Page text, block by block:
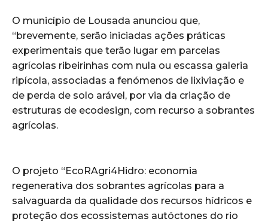
O município de Lousada anunciou que,
“brevemente, serão iniciadas ações práticas
experimentais que terão lugar em parcelas
agrícolas ribeirinhas com nula ou escassa galeria
ripícola, associadas a fenómenos de lixiviação e
de perda de solo arável, por via da criação de
estruturas de ecodesign, com recurso a sobrantes
agrícolas.
O projeto “EcoRAgri4Hidro: economia
regenerativa dos sobrantes agrícolas para a
salvaguarda da qualidade dos recursos hídricos e
proteção dos ecossistemas autóctones do rio